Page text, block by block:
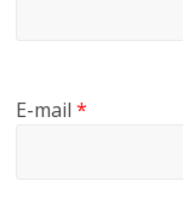
E-mail*